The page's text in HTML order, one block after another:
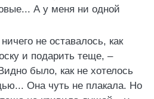
А у меня ни одной
не оставалось, как
и подарить теще, –
было, как не хотелось
Она чуть не плакала. Но